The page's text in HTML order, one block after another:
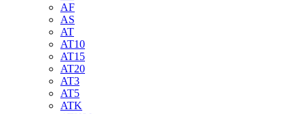
AF
AS
AT
AT10
AT15
AT20
AT3
AT5
ATK